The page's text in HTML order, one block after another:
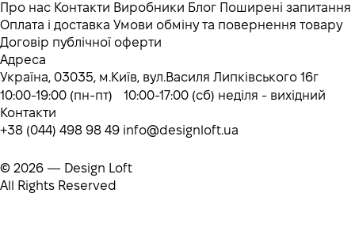
Про нас Контакти Виробники Блог Поширені запитання
Оплата і доставка Умови обміну та повернення товару
Договір публічної оферти
Адреса
Україна, 03035, м.Київ, вул.Василя Липківського 16г
10:00-19:00 (пн-пт) 10:00-17:00 (сб) неділя - вихідний
Контакти
+38 (044) 498 98 49 info@designloft.ua
© 2026 — Design Loft
All Rights Reserved